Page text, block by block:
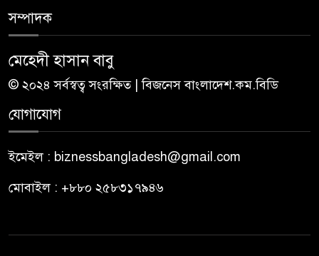
সম্পাদক
মেহেদী হাসান বাবু
© ২০২৪ সর্বস্বত্ব সংরক্ষিত | বিজনেস বাংলাদেশ.কম.বিডি
যোগাযোগ
ইমেইল : biznessbangladesh@gmail.com
মোবাইল : +৮৮০ ২৫৮৩১৭৯৪৬